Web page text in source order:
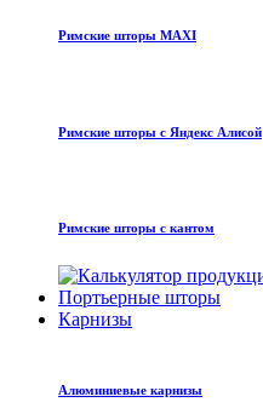
Римские шторы MAXI
Римские шторы с Яндекс Алисой
Римские шторы с кантом
Портьерные шторы
Карнизы
Алюминиевые карнизы